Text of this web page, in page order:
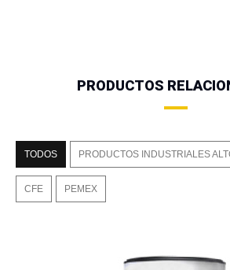
PRODUCTOS
TODOS PRODUCTOS INDUSTRIALES
CFE PEMEX